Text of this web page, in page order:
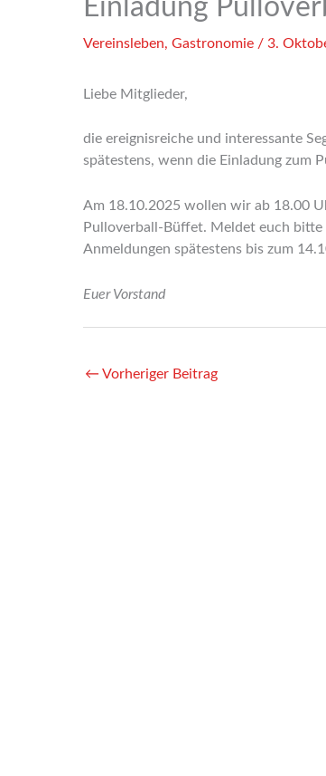
Einladung
Vereinsleben, Gastronomie / 3.
Liebe Mitglieder,
die ereignisreiche und interessante
spätestens, wenn die Einladung zum
Am 18.10.2025 wollen wir ab 18.00
Pulloverball-Büffet. Meldet euch
Anmeldungen spätestens bis zum
Euer Vorstand
← Vorheriger Beitrag